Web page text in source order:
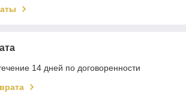
14 дней по договоренности